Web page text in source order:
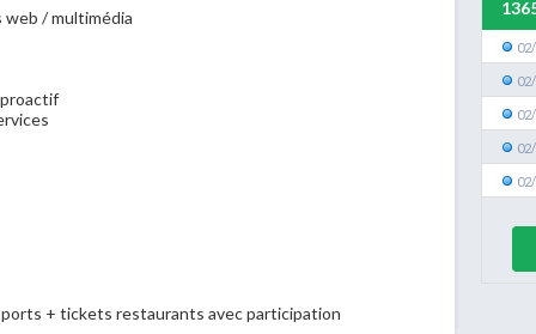
/ multimédia
+ tickets restaurants avec participation